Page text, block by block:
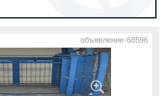
объявление-68596